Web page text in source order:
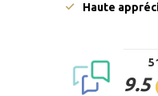
Haute
9.5